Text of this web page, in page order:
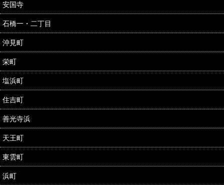
安国寺
石橋一・二丁目
沖見町
栄町
塩浜町
住吉町
善光寺浜
天王町
東雲町
浜町